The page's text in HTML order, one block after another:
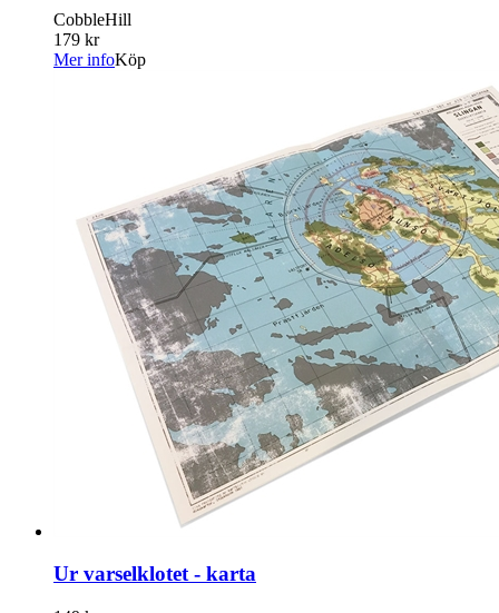
CobbleHill
179 kr
Mer infoKöp
Ur varselklotet - karta